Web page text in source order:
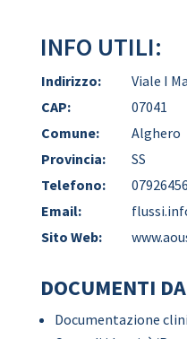
INFO UTILI:
Indirizzo:
Viale I
CAP:
07041
Comune:
Alghero
Provincia:
SS
Telefono:
Email:
Sito Web:
DOCUMENTI
Documentazione